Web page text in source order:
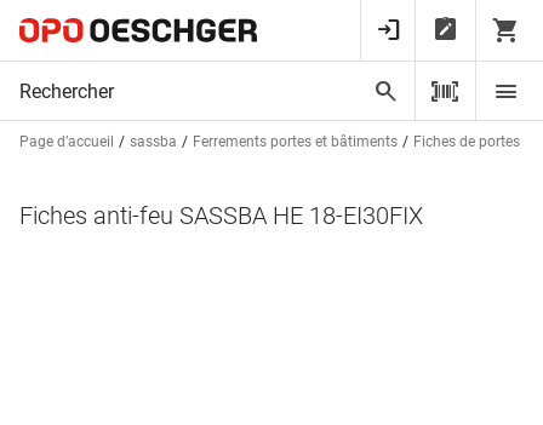
Page d’accueil sassba Ferrements portes et bâtiments Fiches de portes
Fiches anti-feu SASSBA HE 18-EI30FIX